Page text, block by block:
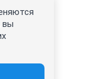
вы